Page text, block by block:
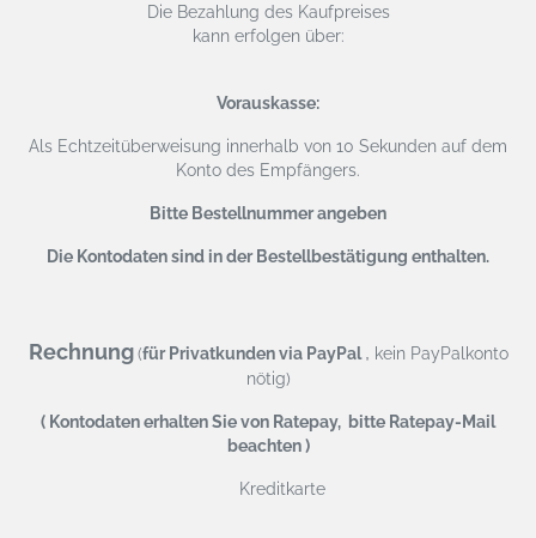
Die Bezahlung des Kaufpreises
kann erfolgen über:
Vorauskasse:
Als Echtzeitüberweisung innerhalb von 10 Sekunden auf dem
Konto des Empfängers.
Bitte Bestellnummer angeben
Die Kontodaten sind in der Bestellbestätigung enthalten.
Rechnung (für Privatkunden via PayPal, kein PayPalkonto
nötig)
( Kontodaten erhalten Sie von Ratepay, bitte Ratepay-Mail
beachten )
Kreditkarte